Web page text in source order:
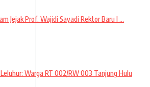
Jejak Prof. Wajidi Sayadi Rektor Baru I ...
Warga RT 002/RW 003 Tanjung Hulu